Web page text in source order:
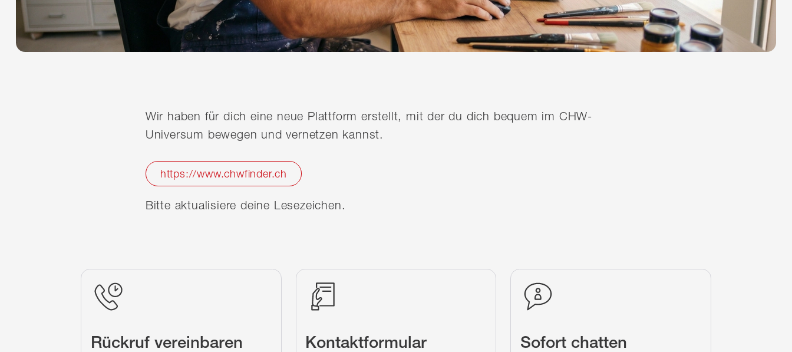
Wir haben für dich eine neue Plattform erstellt, mit der du dich bequem im CHW-
Universum bewegen und vernetzen kannst.
https://www.chwfinder.ch
Bitte aktualisiere deine Lesezeichen.
Rückruf vereinbaren Kontaktformular Sofort chatten